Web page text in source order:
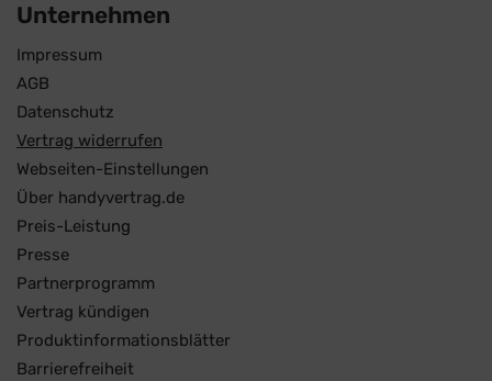
Unternehmen
Impressum
AGB
Datenschutz
Vertrag widerrufen
Webseiten-Einstellungen
Über handyvertrag.de
Preis-Leistung
Presse
Partnerprogramm
Vertrag kündigen
Produktinformationsblätter
Barrierefreiheit